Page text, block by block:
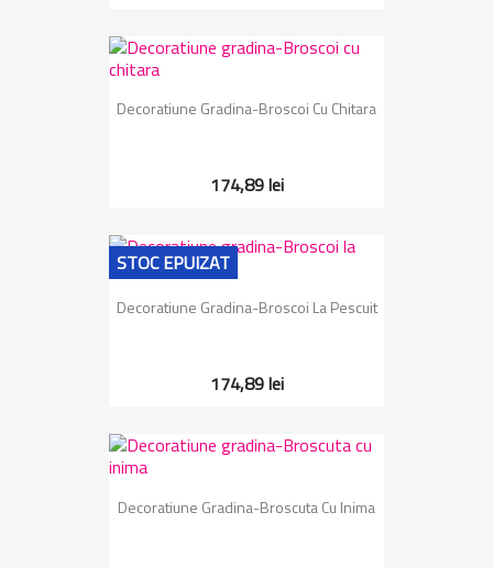
Decoratiune Gradina-Broscoi Cu Chitara
174,89 lei
Decoratiune Gradina-Broscoi La Pescuit
174,89 lei
STOC EPUIZAT
Decoratiune Gradina-Broscuta Cu Inima